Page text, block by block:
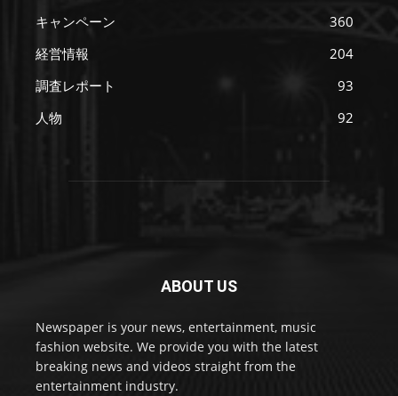
キャンペーン
360
経営情報
204
調査レポート
93
人物
92
ABOUT US
Newspaper is your news, entertainment, music
fashion website. We provide you with the latest
breaking news and videos straight from the
entertainment industry.